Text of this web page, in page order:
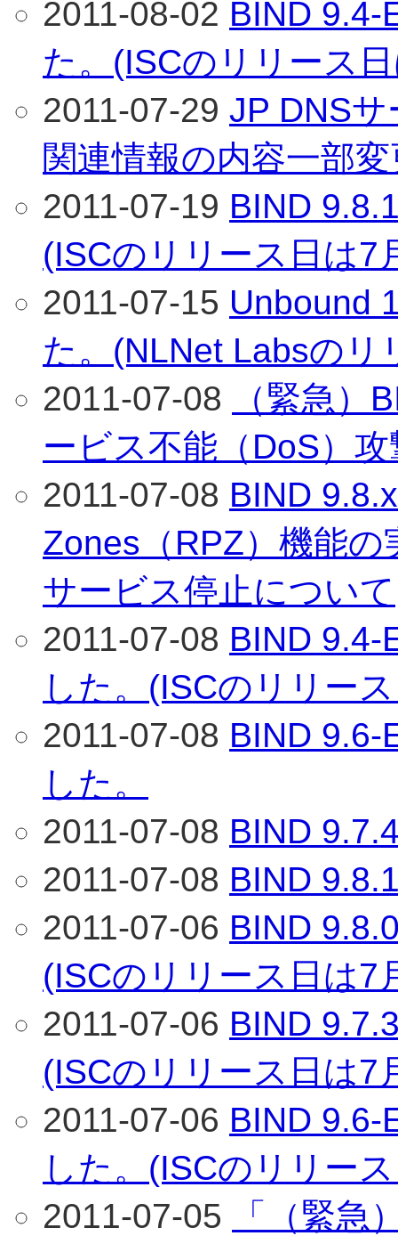
2011-08-02 BIND 9.4-
た。(ISCのリリース
2011-07-29 JP DNS
関連情報の内容一部
2011-07-19 BIND
(ISCのリリース日は7
2011-07-15 Unbound
た。(NLNet Labsのリ
2011-07-08
（緊急）
ービス不能（DoS）
2011-07-08 BIND
Zones（RPZ）機能
サービス停止について
2011-07-08 BIND 9.4-
した。(ISCのリリー
2011-07-08 BIND 9.6-
した。
2011-07-08 BIND
2011-07-08 BIND
2011-07-06 BIND
(ISCのリリース日は7
2011-07-06 BIND
(ISCのリリース日は7
2011-07-06 BIND 9.6-
した。(ISCのリリー
2011-07-05
「（緊急